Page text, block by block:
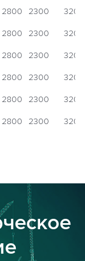
2800 2300
3200
2800 2300
3200
2800 2300
3200
2800 2300
3200
2800 2300
3200
2800 2300 3200